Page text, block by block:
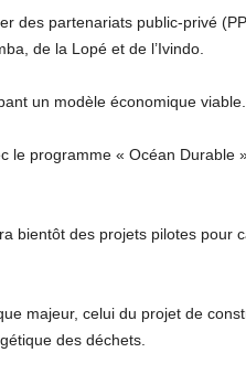
des partenariats public-privé
de la Lopé et de l’Ivindo.
un modèle économique viable.
le programme « Océan Durable
bientôt des projets pilotes pour
majeur, celui du projet de
des déchets.